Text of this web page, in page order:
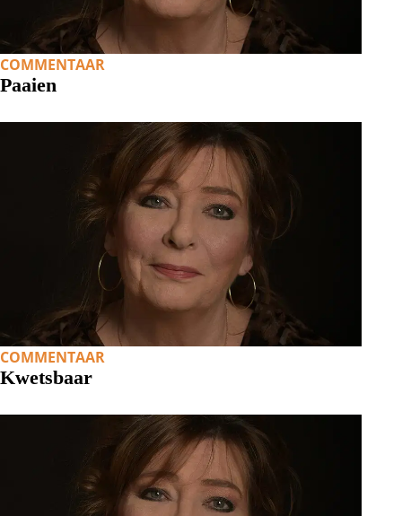
COMMENTAAR
Paaien
COMMENTAAR
Kwetsbaar